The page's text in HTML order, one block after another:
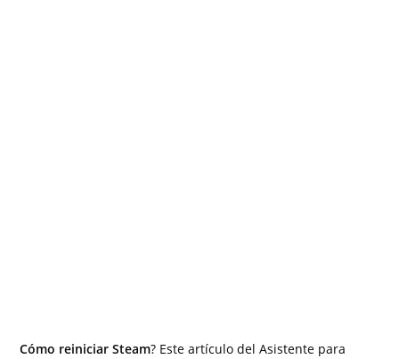
Cómo reiniciar Steam? Este artículo del Asistente para